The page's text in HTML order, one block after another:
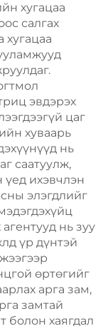
хугацаа
салгах
хугацаа
эвдэрэх
цаг
хуваарь
нь
саатуулж,
үед ихэвчлэн
элэгдлийг
нь зуу
үр дүнтэй
өртөгийг
арга зам,
замтай
болон хаягдал